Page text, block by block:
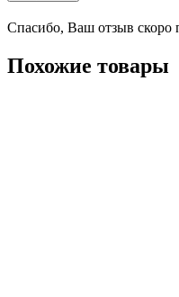
Спасибо, Ваш отзыв скоро
Похожие товары